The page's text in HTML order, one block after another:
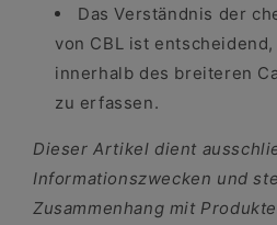
Das Verständnis der
von CBL ist
innerhalb des breiteren
zu erfassen.
Dieser Artikel dient
Informationszwecken und
Zusammenhang mit